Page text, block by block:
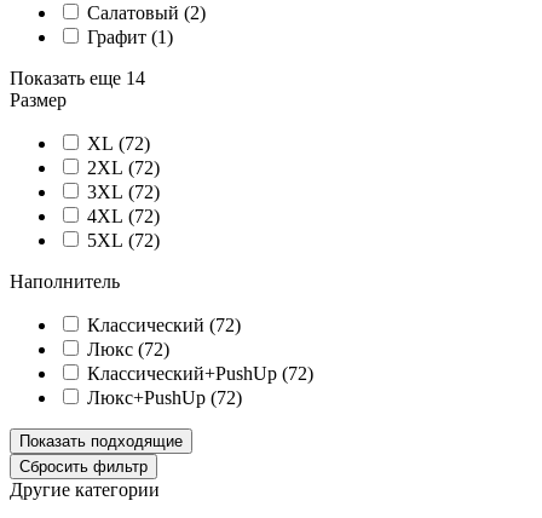
Салатовый (2)
Графит (1)
Показать еще 14
Размер
XL (72)
2XL (72)
3XL (72)
4XL (72)
5XL (72)
Наполнитель
Классический (72)
Люкс (72)
Классический+PushUp (72)
Люкс+PushUp (72)
Другие категории